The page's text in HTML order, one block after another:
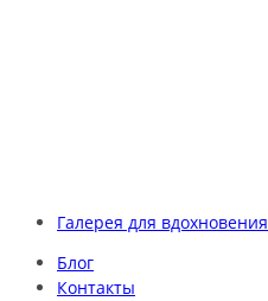
Галерея для вдохновения
Блог
Контакты